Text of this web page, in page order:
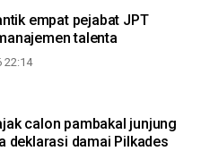
empat pejabat JPT
talenta
22:14
calon pambakal junjung
deklarasi damai Pilkades